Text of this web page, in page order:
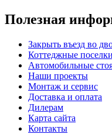
Полезная
Закрыть въезд во
Коттеджные
Автомобильные
Наши проекты
Монтаж и сервис
Доставка и оплата
Дилерам
Карта сайта
Контакты